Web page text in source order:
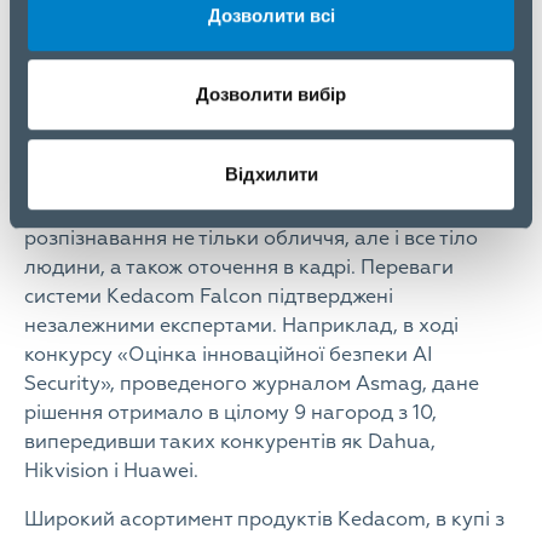
Дозволити всі
Дозволити вибір
Відхилити
роботі судових і правоохоронних органах різних
країн. За допомогою цього рішення вже розкрито
більшу кількість потенційних інцидентів.
фірмовим технологіям вона, на відміну від
конкуруючих рішень, використовує для точного
розпізнавання не тільки обличчя, але і все тіло
людини, а також оточення в кадрі. Переваги
системи Kedacom Falcon підтверджені
незалежними експертами. Наприклад, в ході
конкурсу «Оцінка інноваційної безпеки AI
Security», проведеного журналом Asmag, дане
рішення отримало в цілому 9 нагород з 10,
випередивши таких конкурентів як Dahua,
Hikvision і Huawei.
Широкий асортимент продуктів Kedacom, в купі з